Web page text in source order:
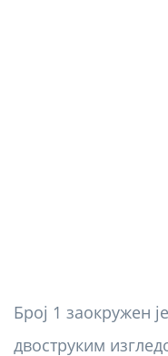
Број 1 заокружен
двоструким